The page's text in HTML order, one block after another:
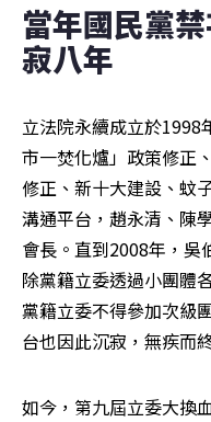
當年國民黨
寂八年
立法院永續成立於1998
市一焚化爐」政策修正
修正、新十大建設、蚊
溝通平台，趙永清、陳
會長。直到2008年，吳
除黨籍立委透過小團體
黨籍立委不得參加次級
台也因此沉寂，無疾而
如今，第九屆立委大換